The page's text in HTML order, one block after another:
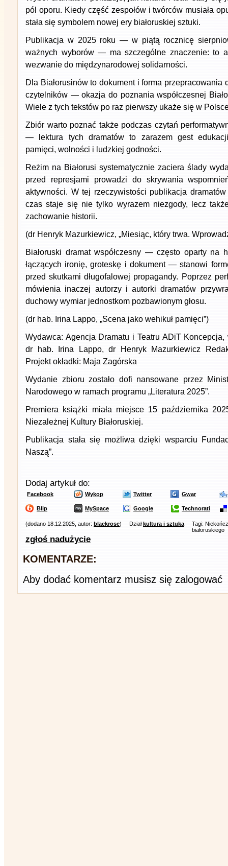
pól oporu. Kiedy część zespołów i twórców musiała
stała się symbolem nowej ery białoruskiej sztuki.
Publikacja w 2025 roku — w piątą rocznicę
ważnych wyborów — ma szczególne znaczenie: to
wezwanie do międzynarodowej solidarności.
Dla Białorusinów to dokument i forma przepracowania
czytelników — okazja do poznania współczesnej
Wiele z tych tekstów po raz pierwszy ukaże się w
Zbiór warto poznać także podczas czytań
— lektura tych dramatów to zarazem gest
pamięci, wolności i ludzkiej godności.
Reżim na Białorusi systematycznie zaciera ślady
przed represjami prowadzi do skrywania
aktywności. W tej rzeczywistości publikacja
czas staje się nie tylko wyrazem niezgody, lecz
zachowanie historii.
(dr Henryk Mazurkiewicz, „Miesiąc, który trwa.
Białoruski dramat współczesny — często oparty na
łączących ironię, groteskę i dokument — stanowi
przed skutkami długofalowej propagandy. Poprzez
mówienia inaczej autorzy i autorki dramatów
duchowy wymiar jednostkom pozbawionym głosu.
(dr hab. Irina Lappo, „Scena jako wehikuł pamięci”)
Wydawca: Agencja Dramatu i Teatru ADiT
dr hab. Irina Lappo, dr Henryk Mazurkiewicz
Projekt okładki: Maja Zagórska
Wydanie zbioru zostało dofi nansowane przez
Narodowego w ramach programu „Literatura 2025”.
Premiera książki miała miejsce 15 października
Niezależnej Kultury Białoruskiej.
Publikacja stała się możliwa dzięki wsparciu
Naszą”.
Dodaj artykuł do:
Facebook Wykop Twitter Gwar
Blip MySpace Google Technorati
(dodano 18.12.2025, autor: blackrose) Działkultura i sztuka
Tagi:
białoruskiego
zgłoś nadużycie
KOMENTARZE:
Aby dodać komentarz musisz się zalogować